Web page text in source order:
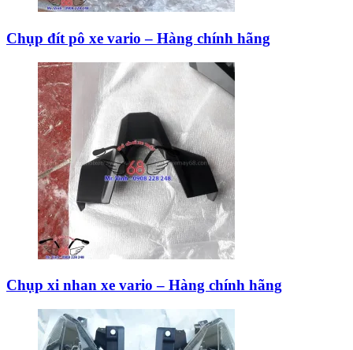
Chụp đít pô xe vario – Hàng chính hãng
Chụp xi nhan xe vario – Hàng chính hãng